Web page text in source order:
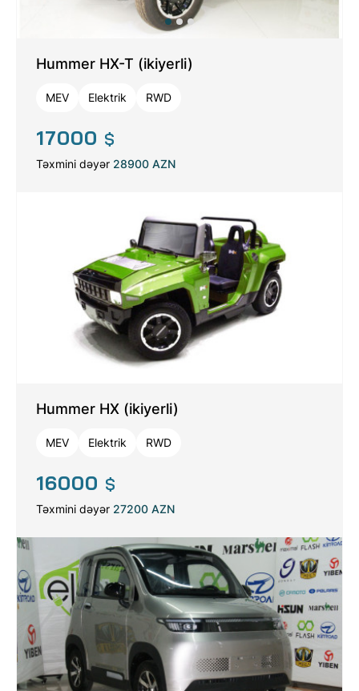
Hummer HX-T (ikiyerli)
MEV Elektrik RWD
17000 $
Təxmini dəyər 28900 AZN
Hummer HX (ikiyerli)
MEV Elektrik RWD
16000 $
Təxmini dəyər 27200 AZN